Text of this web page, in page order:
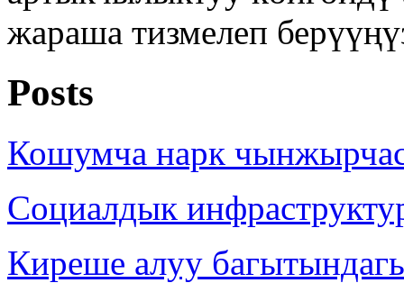
жараша тизмелеп
Posts
Кошумча нарк
Социалдык
Киреше алуу